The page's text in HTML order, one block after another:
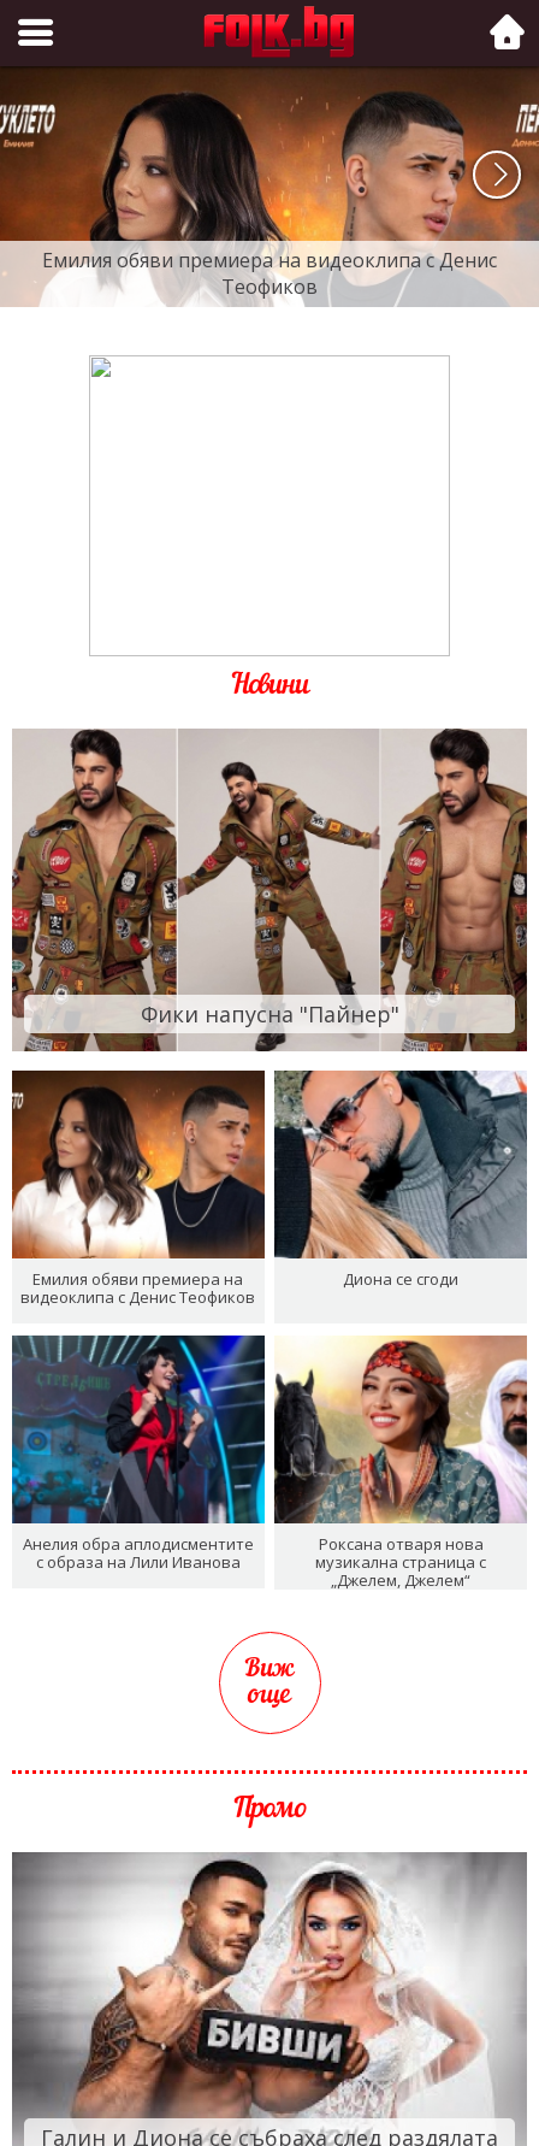
Folk.bg
Емилия обяви премиера на видеоклипа с Денис
Теофиков
Новини
Фики напусна "Пайнер"
Емилия обяви премиера на
видеоклипа с Денис Теофиков
Диона се сгоди
Анелия обра аплодисментите
с образа на Лили Иванова
Роксана отваря нова
музикална страница с
„Джелем, Джелем“
Виж
още
Промо
Галин и Диона се събраха след раздялата